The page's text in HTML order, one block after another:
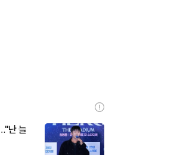
난 늘